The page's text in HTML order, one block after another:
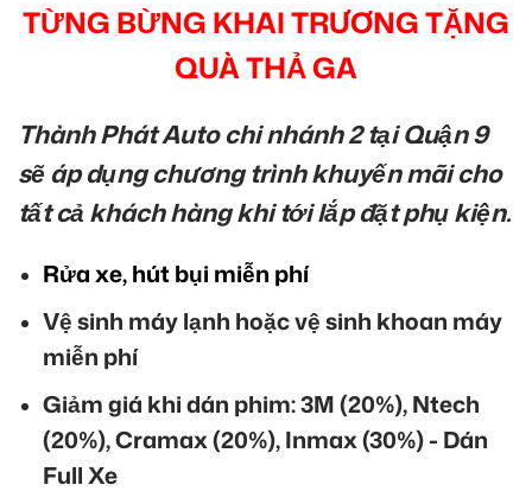
TỪNG BỪNG KHAI TRƯƠNG TẶNG
QUÀ THẢ GA
Thành Phát Auto chi nhánh 2 tại Quận 9
sẽ áp dụng chương trình khuyến mãi cho
tất cả khách hàng khi tới lắp đặt phụ kiện.
Rửa xe, hút bụi miễn phí
Vệ sinh máy lạnh hoặc vệ sinh khoan máy
miễn phí
Giảm giá khi dán phim: 3M (20%), Ntech
(20%), Cramax (20%), Inmax (30%) - Dán
Full Xe